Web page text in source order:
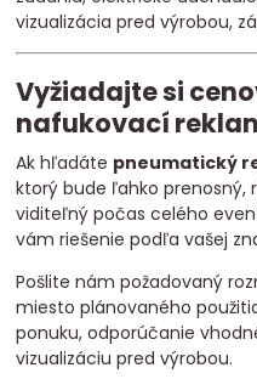
vizualizácia pred výrobou,
Vyžiadajte si
nafukovací
Ak hľadáte pneumatický
ktorý bude ľahko prenosný,
viditeľný počas celého
vám riešenie podľa vašej
Pošlite nám požadovaný
miesto plánovaného
ponuku, odporúčanie
vizualizáciu pred výrobou.